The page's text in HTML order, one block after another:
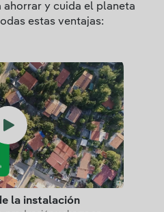
ahorrar y cuida el planeta
estas ventajas:
la instalación